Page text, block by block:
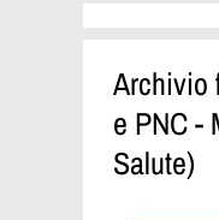
Archivio
e PNC -
Salute)